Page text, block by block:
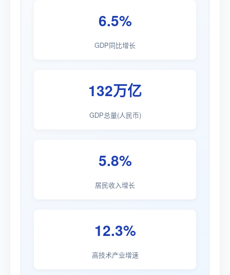
6.5%
GDP同比增长
132万亿
GDP总量(人民币)
5.8%
居民收入增长
12.3%
高技术产业增速